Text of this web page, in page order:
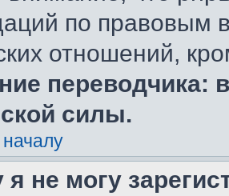
по правовым
отношений,
переводчика:
силы.
не могу